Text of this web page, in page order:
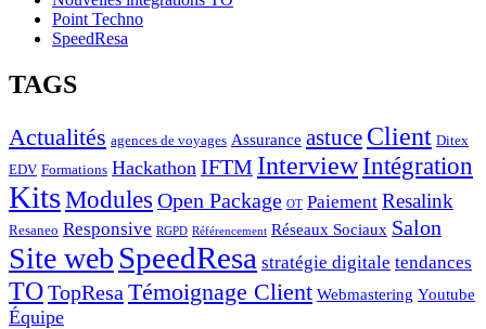
Point Techno
SpeedResa
TAGS
Actualités agences de voyages Assurance astuce Client Ditex
EDV Formations Hackathon IFTM InterviewIntégration
KitsModules Open Package OT Paiement Resalink
Resaneo Responsive RGPD Référencement Réseaux Sociaux Salon
Site web SpeedResa stratégie digitale tendances
TOTopResa Témoignage Client Webmastering Youtube
Équipe